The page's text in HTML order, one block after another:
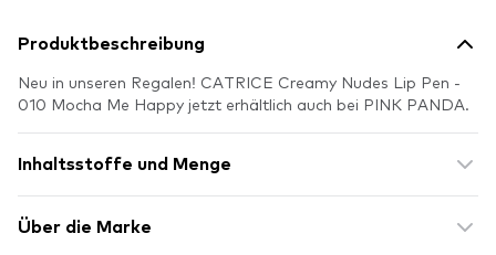
Produktbeschreibung
Neu in unseren Regalen! CATRICE Creamy Nudes Lip Pen -
010 Mocha Me Happy jetzt erhältlich auch bei PINK PANDA.
Inhaltsstoffe und Menge
Über die Marke